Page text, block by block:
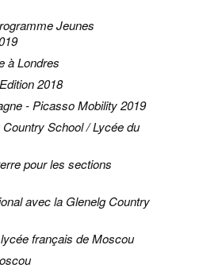
Jeunes
à Londres
2018
- Picasso Mobility 2019
School / Lycée du
pour les sections
avec la Glenelg Country
français de Moscou